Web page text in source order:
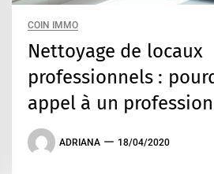
COIN IMMO
Nettoyage de locaux
professionnels :
appel à un
ADRIANA 18/04/2020